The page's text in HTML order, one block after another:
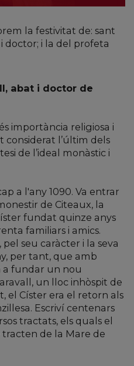
la festivitat de: sant
doctor; i la del profeta
abat i doctor de
importància religiosa i
considerat l’últim dels
de l’ideal monàstic i
a l'any 1090. Va entrar
de Citeaux, la
fundat quinze anys
familiars i amics.
seu caràcter i la seva
per tant, que amb
a fundar un nou
un lloc inhòspit de
el Císter era el retorn als
Escriví centenars
tractats, els quals el
de la Mare de